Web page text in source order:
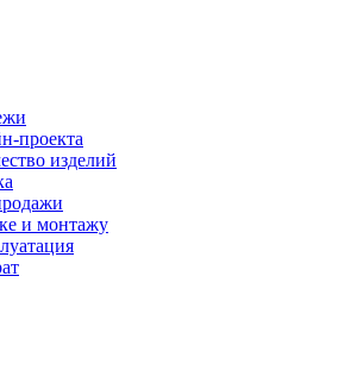
проекта
изделий
и монтажу